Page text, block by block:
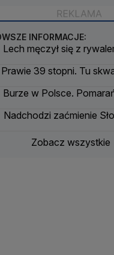
INFORMACJE:
Lech męczył się z
Prawie 39 stopni. Tu
Burze w Polsce.
Nadchodzi zaćmienie
Zobacz wszystkie